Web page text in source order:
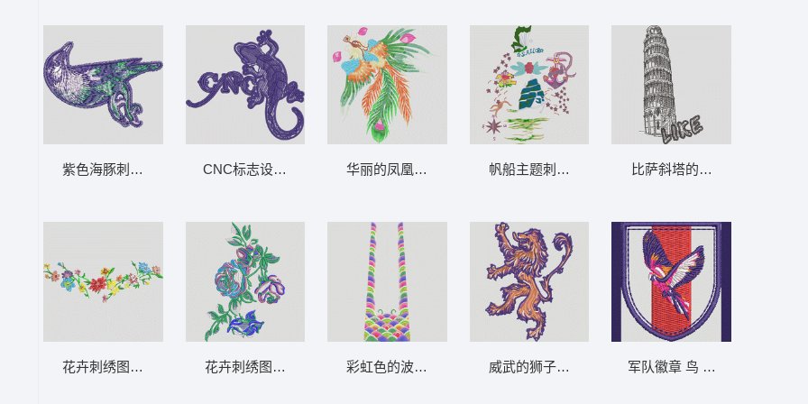
紫色海豚刺绣图案 鸟
花卉刺绣图案 花条
CNC标志设计 虫 壁虎
花卉刺绣图案 玫瑰花
华丽的凤凰纹样 凤凰
彩虹色的波浪堆叠 官服 传统 波浪 中国风
帆船主题刺绣图案 海景 锚 蝴蝶
威武的狮子纹章 狮标
比萨斜塔的卡通形象 风景 比
军队徽章 鸟 章标